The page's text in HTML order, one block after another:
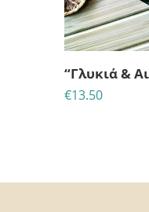
€13.50